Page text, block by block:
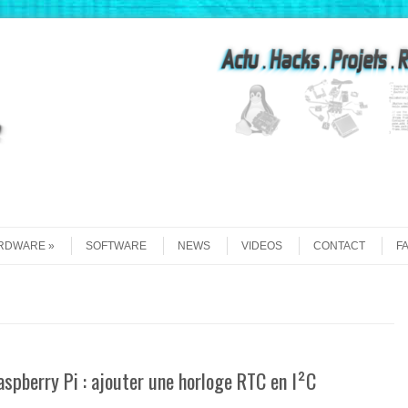
SOFTWARE NEWS VIDEOS CONTACT
Pi : ajouter une horloge RTC en I²C